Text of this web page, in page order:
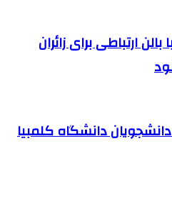
ارتباطی برای زائران
دانشگاه کلمبیا